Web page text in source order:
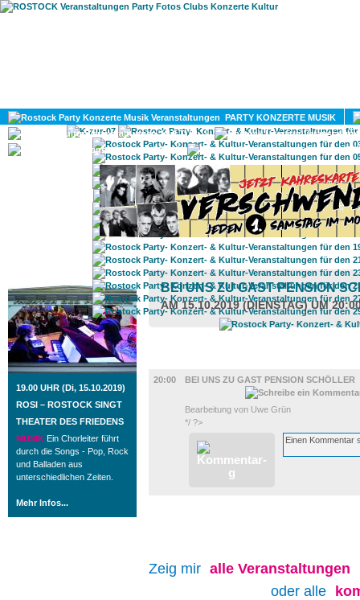
PARTY KONZERTE MUSIK
KULTUR
GAY
ROSTOCK TAGESTIPP
19.00 UHR (Di, 15.10.2019)
ROSI – ROSTOCK SINGT
THEATER DES FRIEDENS
MUSIK Ein Chorleiter führt
durch die Songs - Pop, Rock
und Balladen aus
unterschiedlichen Zeiten.
Mehr Infos...
BEI UNS ZU GAST PENSION
AM 15.10.2019 (DIENSTAG) UM
20:00
BEI UNS ZU GAST PENSION SCHÖLLER
Bearbeitung von Uwe Grün
*/ ?>
Zeig mir alle Veranstaltungen
oder alle